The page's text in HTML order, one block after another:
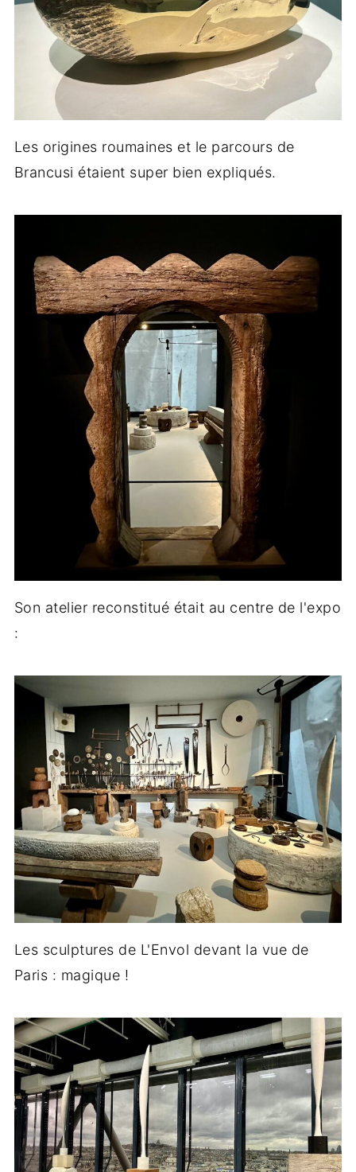
Les origines roumaines et le parcours de
Brancusi étaient super bien expliqués.
Son atelier reconstitué était au centre de l'expo
:
Les sculptures de L'Envol devant la vue de
Paris : magique !